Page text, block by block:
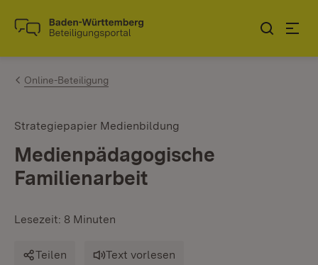
Zum Inhalt springen
Link zur Startseite
Online-Beteiligung
Strategiepapier Medienbildung
Medienpädagogische
Familienarbeit
Lesezeit: 8 Minuten
Teilen Text vorlesen